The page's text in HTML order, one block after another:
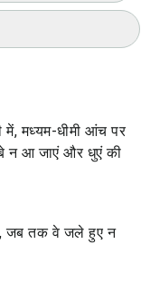
मध्यम-धीमी आंच पर
न आ जाएं और धुएं की
जब तक वे जले हुए न